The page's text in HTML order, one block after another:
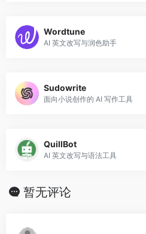
Wordtune
AI 英文改写与润色助手
Sudowrite
面向小说创作的 AI 写作工具
QuillBot
AI 英文改写与语法工具
暂无评论